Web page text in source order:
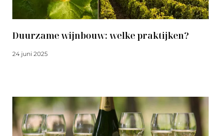
Duurzame wijnbouw: welke praktijken?
24 juni 2025